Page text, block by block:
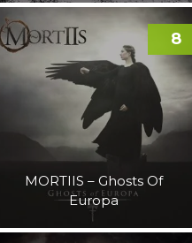
MORTIIS – Ghosts Of
Europa
8